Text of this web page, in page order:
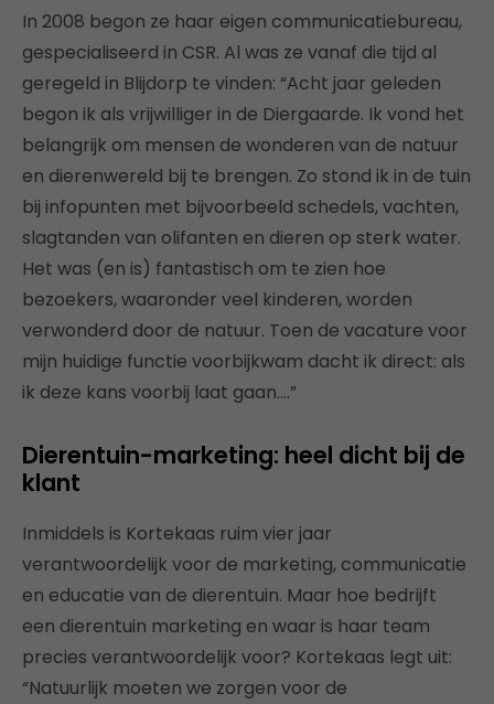
In 2008 begon ze haar eigen communicatiebureau,
gespecialiseerd in CSR. Al was ze vanaf die tijd al
geregeld in Blijdorp te vinden: “Acht jaar geleden
begon ik als vrijwilliger in de Diergaarde. Ik vond het
belangrijk om mensen de wonderen van de natuur
en dierenwereld bij te brengen. Zo stond ik in de tuin
bij infopunten met bijvoorbeeld schedels, vachten,
slagtanden van olifanten en dieren op sterk water.
Het was (en is) fantastisch om te zien hoe
bezoekers, waaronder veel kinderen, worden
verwonderd door de natuur. Toen de vacature voor
mijn huidige functie voorbijkwam dacht ik direct: als
ik deze kans voorbij laat gaan.…”
Dierentuin-marketing: heel dicht bij de
klant
Inmiddels is Kortekaas ruim vier jaar
verantwoordelijk voor de marketing, communicatie
en educatie van de dierentuin. Maar hoe bedrijft
een dierentuin marketing en waar is haar team
precies verantwoordelijk voor? Kortekaas legt uit:
“Natuurlijk moeten we zorgen voor de